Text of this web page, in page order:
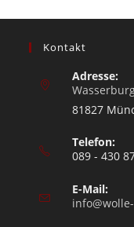
Kontakt
Adresse:
81827
Telefon:
089 - 430
E-Mail: